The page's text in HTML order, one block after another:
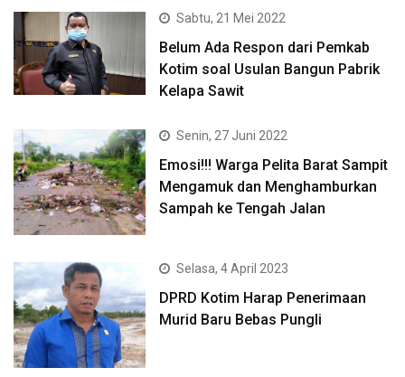
Sabtu, 21 Mei 2022
Belum Ada Respon dari Pemkab
Kotim soal Usulan Bangun Pabrik
Kelapa Sawit
Senin, 27 Juni 2022
Emosi!!! Warga Pelita Barat Sampit
Mengamuk dan Menghamburkan
Sampah ke Tengah Jalan
Selasa, 4 April 2023
DPRD Kotim Harap Penerimaan
Murid Baru Bebas Pungli